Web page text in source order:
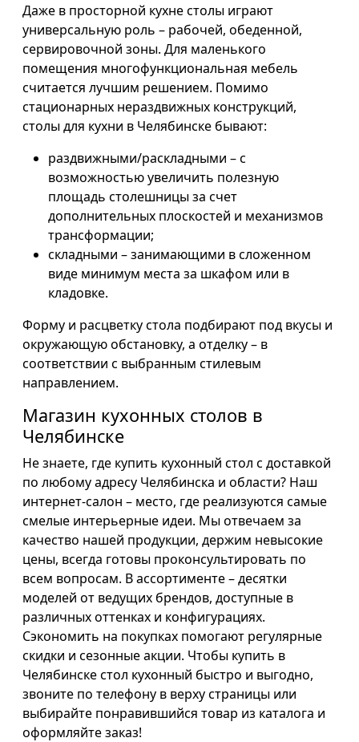
Даже в просторной кухне столы играют
универсальную роль – рабочей, обеденной,
сервировочной зоны. Для маленького
помещения многофункциональная мебель
считается лучшим решением. Помимо
стационарных нераздвижных конструкций,
столы для кухни в Челябинске бывают:
раздвижными/раскладными – с
возможностью увеличить полезную
площадь столешницы за счет
дополнительных плоскостей и механизмов
трансформации;
складными – занимающими в сложенном
виде минимум места за шкафом или в
кладовке.
Форму и расцветку стола подбирают под вкусы и
окружающую обстановку, а отделку – в
соответствии с выбранным стилевым
направлением.
Магазин кухонных столов в
Челябинске
Не знаете, где купить кухонный стол с доставкой
по любому адресу Челябинска и области? Наш
интернет-салон – место, где реализуются самые
смелые интерьерные идеи. Мы отвечаем за
качество нашей продукции, держим невысокие
цены, всегда готовы проконсультировать по
всем вопросам. В ассортименте – десятки
моделей от ведущих брендов, доступные в
различных оттенках и конфигурациях.
Сэкономить на покупках помогают регулярные
скидки и сезонные акции. Чтобы купить в
Челябинске стол кухонный быстро и выгодно,
звоните по телефону в верху страницы или
выбирайте понравившийся товар из каталога и
оформляйте заказ!